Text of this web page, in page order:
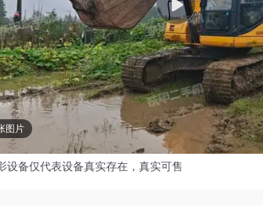
图片
设备仅代表设备真实存在，真实可售